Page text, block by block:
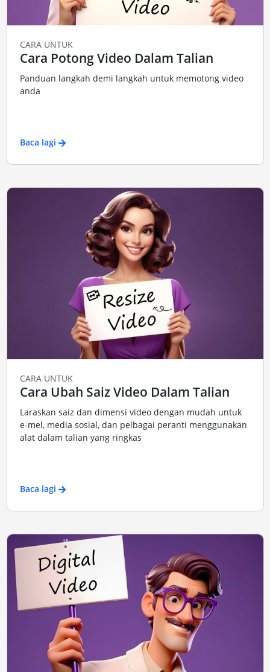
CARA UNTUK
Cara Potong Video Dalam Talian
Panduan langkah demi langkah untuk memotong video
anda
Baca lagi
CARA UNTUK
Cara Ubah Saiz Video Dalam Talian
Laraskan saiz dan dimensi video dengan mudah untuk
e-mel, media sosial, dan pelbagai peranti menggunakan
alat dalam talian yang ringkas
Baca lagi